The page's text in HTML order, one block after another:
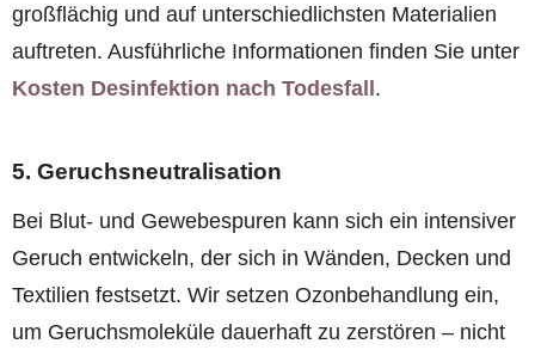
großflächig und auf unterschiedlichsten Materialien
auftreten. Ausführliche Informationen finden Sie unter
Kosten Desinfektion nach Todesfall .
5. Geruchsneutralisation
Bei Blut- und Gewebespuren kann sich ein intensiver
Geruch entwickeln, der sich in Wänden, Decken und
Textilien festsetzt. Wir setzen Ozonbehandlung ein,
um Geruchsmoleküle dauerhaft zu zerstören – nicht